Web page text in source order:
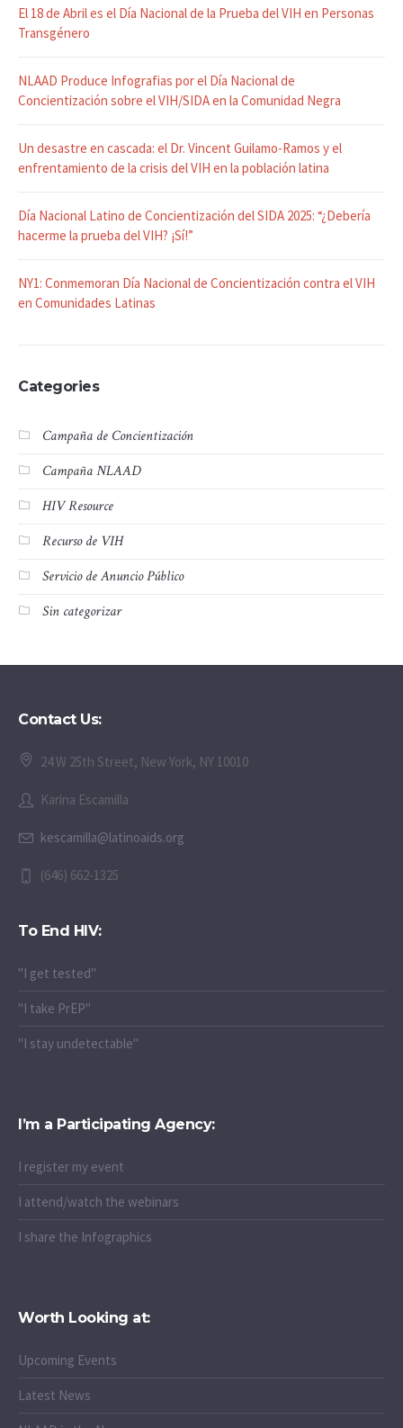
El 18 de Abril es el Día Nacional de la Prueba del VIH en Personas
Transgénero
NLAAD Produce Infografias por el Día Nacional de
Concientización sobre el VIH/SIDA en la Comunidad Negra
Un desastre en cascada: el Dr. Vincent Guilamo-Ramos y el
enfrentamiento de la crisis del VIH en la población latina
Día Nacional Latino de Concientización del SIDA 2025: “¿Debería
hacerme la prueba del VIH? ¡Sí!”
NY1: Conmemoran Día Nacional de Concientización contra el VIH
en Comunidades Latinas
Categories
Campaña de Concientización
Campaña NLAAD
HIV Resource
Recurso de VIH
Servicio de Anuncio Público
Sin categorizar
Contact Us:
24 W 25th Street, New York, NY 10010
Karina Escamilla
kescamilla@latinoaids.org
(646) 662-1325
To End HIV:
"I get tested"
"I take PrEP"
"I stay undetectable"
I’m a Participating Agency:
I register my event
I attend/watch the webinars
I share the Infographics
Worth Looking at:
Upcoming Events
Latest News